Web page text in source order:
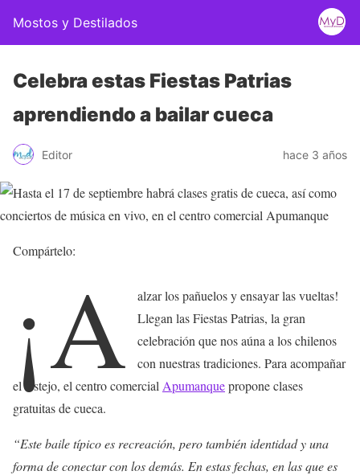
Mostos y Destilados
Celebra estas Fiestas Patrias
aprendiendo a bailar cueca
Editor hace 3 años
Compártelo:
¡A
alzar los pañuelos y ensayar las vueltas!
Llegan las Fiestas Patrias, la gran
celebración que nos aúna a los chilenos
con nuestras tradiciones. Para acompañar
el festejo, el centro comercial Apumanquepropone clases
gratuitas de cueca.
“Este baile típico es recreación, pero también identidad y una
forma de conectar con los demás. En estas fechas, en las que es